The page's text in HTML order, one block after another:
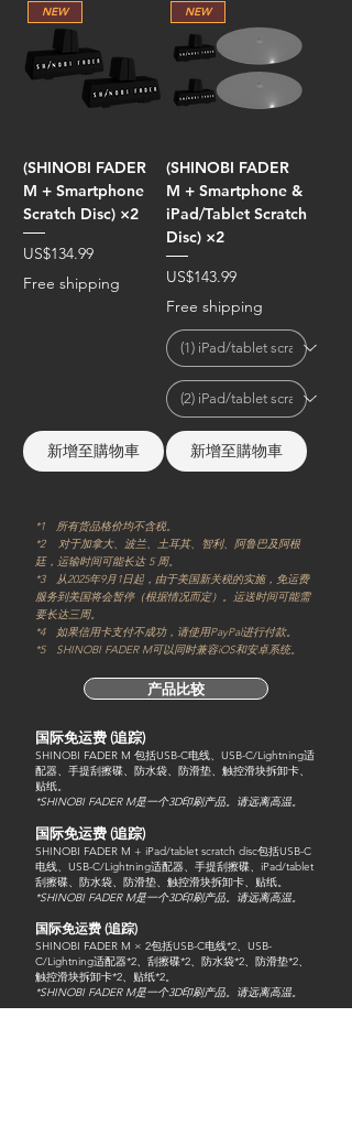
NEW
(SHINOBI FADER
M + Smartphone
Scratch Disc) ×2
價格
US$134.99
Free shipping
新增至購物車
NEW
(SHINOBI FADER
M + Smartphone &
iPad/Tablet Scratch
Disc) ×2
價格
US$143.99
Free shipping
新增至購物車
*1 所有货品格价均不含税。
*2 对于加拿大、波兰、土耳其、智利、阿鲁巴及阿根
廷，运输时间可能长达 5 周。
*3 从2025年9月1日起，由于美国新关税的实施，免运费
服务到美国将会暂停（根据情况而定）。运送时间可能需
要长达三周。
*4 如果信用卡支付不成功，请使用PayPal进行付款。
*5 SHINOBI FADER M可以同时兼容iOS和安卓系统。
产品比较
国际​免运费 (追踪)
SHINOBI FADER M 包括USB-C电线、USB-C/Lightning适
配器、手提刮擦碟、防水袋、防滑垫、触控滑块拆卸卡、
贴纸。
*SHINOBI FADER M是一个3D印刷产品。请远离高温。
国际​免运费 (追踪)
SHINOBI FADER M + iPad/tablet scratch disc包括USB-C
电线、USB-C/Lightning适配器、手提刮擦碟、iPad/tablet
刮擦碟、防水袋、防滑垫、触控滑块拆卸卡、贴纸。
*SHINOBI FADER M是一个3D印刷产品。请远离高温。
国际​免运费 (追踪)
SHINOBI FADER M × 2包括USB-C电线*2、USB-
C/Lightning适配器*2、刮擦碟*2、防水袋*2、防滑垫*2、
触控滑块拆卸卡*2、贴纸*2。
*SHINOBI FADER M是一个3D印刷产品。请远离高温。